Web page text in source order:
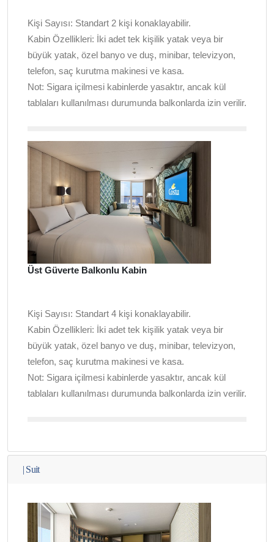
Kişi Sayısı: Standart 2 kişi konaklayabilir.
Kabin Özellikleri: İki adet tek kişilik yatak veya bir
büyük yatak, özel banyo ve duş, minibar, televizyon,
telefon, saç kurutma makinesi ve kasa.
Not: Sigara içilmesi kabinlerde yasaktır, ancak kül
tablaları kullanılması durumunda balkonlarda izin verilir.
Üst Güverte Balkonlu Kabin
Kişi Sayısı: Standart 4 kişi konaklayabilir.
Kabin Özellikleri: İki adet tek kişilik yatak veya bir
büyük yatak, özel banyo ve duş, minibar, televizyon,
telefon, saç kurutma makinesi ve kasa.
Not: Sigara içilmesi kabinlerde yasaktır, ancak kül
tablaları kullanılması durumunda balkonlarda izin verilir.
| Suit